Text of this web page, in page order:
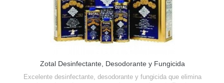
Zotal Desinfectante, Desodorante y Fungicida
Excelente desinfectante, desodorante y fungicida que elimina